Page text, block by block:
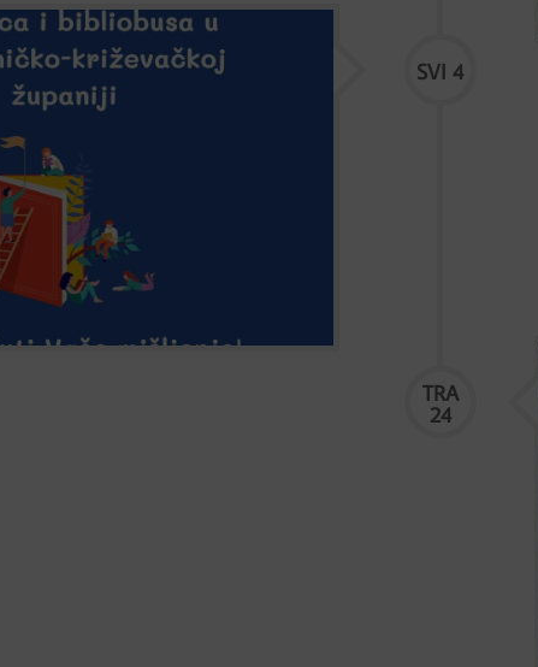
zadovoljstva korisnika
križevačkoj županiji SVI 4
u Koprivničko-križevačkoj županiji
Đurđevcu i Virju – te dva bibliobusa
tijekom mjeseca svibnja 2026.
istraživanje s ciljem
TRA
24